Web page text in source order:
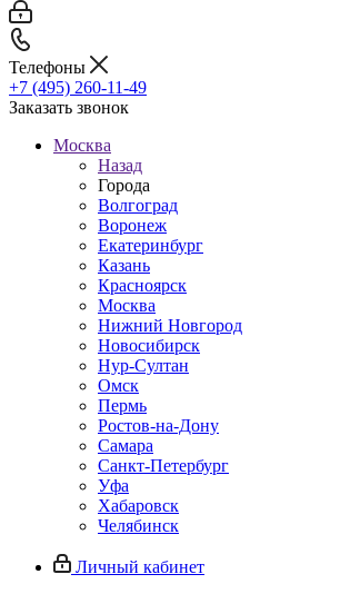
Телефоны
+7 (495) 260-11-49
Заказать звонок
Москва
Назад
Города
Волгоград
Воронеж
Екатеринбург
Казань
Красноярск
Москва
Нижний Новгород
Новосибирск
Нур-Султан
Омск
Пермь
Ростов-на-Дону
Самара
Санкт-Петербург
Уфа
Хабаровск
Челябинск
Личный кабинет